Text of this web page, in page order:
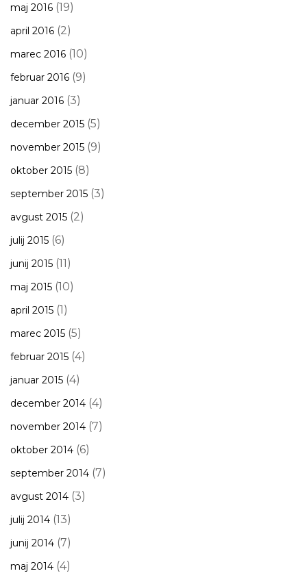
maj 2016 (19)
april 2016 (2)
marec 2016 (10)
februar 2016 (9)
januar 2016 (3)
december 2015 (5)
november 2015 (9)
oktober 2015 (8)
september 2015 (3)
avgust 2015 (2)
julij 2015 (6)
junij 2015 (11)
maj 2015 (10)
april 2015 (1)
marec 2015 (5)
februar 2015 (4)
januar 2015 (4)
december 2014 (4)
november 2014 (7)
oktober 2014 (6)
september 2014 (7)
avgust 2014 (3)
julij 2014 (13)
junij 2014 (7)
maj 2014 (4)